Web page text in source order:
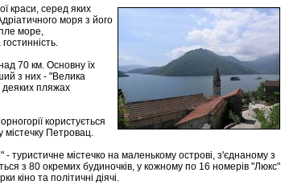
краси, серед яких
моря з його
море,
70 км. Основну їх
з них - "Велика
деяких пляжах
користується
містечку Петровац.
туристичне містечко на маленькому острові, з'єднаному з
з 80 окремих будиночків, у кожному по 16 номерів "Люкс"
кіно та політичні діячі.